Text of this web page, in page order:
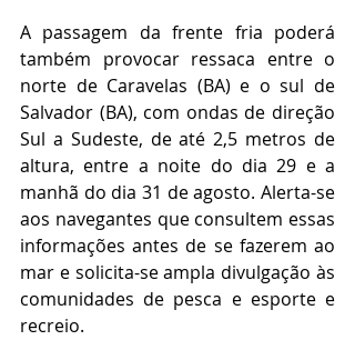
A passagem da frente fria poderá
também provocar ressaca entre o
norte de Caravelas (BA) e o sul de
Salvador (BA), com ondas de direção
Sul a Sudeste, de até 2,5 metros de
altura, entre a noite do dia 29 e a
manhã do dia 31 de agosto. Alerta-se
aos navegantes que consultem essas
informações antes de se fazerem ao
mar e solicita-se ampla divulgação às
comunidades de pesca e esporte e
recreio.